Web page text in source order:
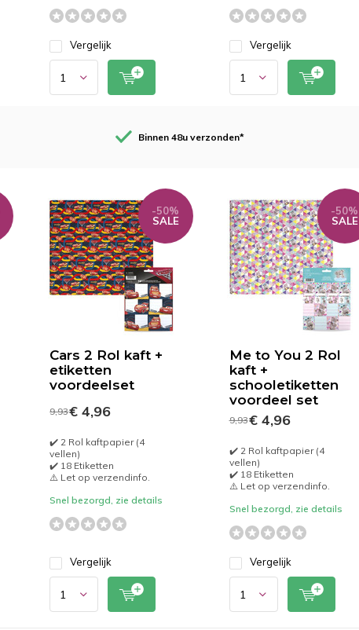
Vergelijk Vergelijk
Binnen 48u verzonden*
Cars 2 Rol kaft +
etiketten
voordeelset
-50%
SALE
9,93€ 4,96
✔️ 2 Rol kaftpapier (4
vellen)
✔️ 18 Etiketten
⚠️ Let op verzendinfo.
Snel bezorgd, zie details
Vergelijk
Me to You 2 Rol
kaft +
schooletiketten
voordeel set
-50%
SALE
9,93€ 4,96
✔️ 2 Rol kaftpapier (4
vellen)
✔️ 18 Etiketten
⚠️ Let op verzendinfo.
Snel bezorgd, zie details
Vergelijk